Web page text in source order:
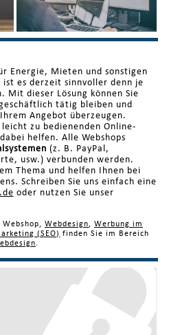
Energie, Mieten und sonstigen
ist es derzeit sinnvoller denn je
Mit dieser Lösung können Sie
tätig bleiben und
Angebot überzeugen.
zu bedienenden Online-
helfen. Alle Webshops
(z. B. PayPal,
usw.) verbunden werden.
Thema und helfen Ihnen bei
Schreiben Sie uns einfach eine
oder nutzen Sie unser
Webdesign, Werbung im
(SEO) finden Sie im Bereich
.